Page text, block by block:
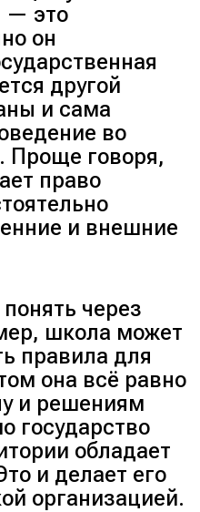
— это
он
другой
и сама
во
Проще говоря,
право
и внешние
через
школа может
правила для
она всё равно
и решениям
государство
обладает
и делает его
организацией.